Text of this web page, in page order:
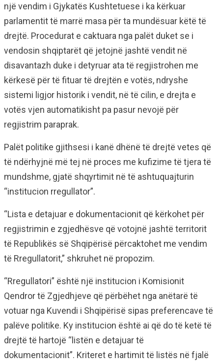
një vendim i Gjykatës Kushtetuese i ka kërkuar
parlamentit të marrë masa për ta mundësuar këtë të
drejtë. Procedurat e caktuara nga palët duket se i
vendosin shqiptarët që jetojnë jashtë vendit në
disavantazh duke i detyruar ata të regjistrohen me
kërkesë për të fituar të drejtën e votës, ndryshe
sistemi ligjor historik i vendit, në të cilin, e drejta e
votës vjen automatikisht pa pasur nevojë për
regjistrim paraprak.
Palët politike gjithsesi i kanë dhënë të drejtë vetes që
të ndërhyjnë më tej në proces me kufizime të tjera të
mundshme, gjatë shqyrtimit në të ashtuquajturin
“institucion rregullator”.
“Lista e detajuar e dokumentacionit që kërkohet për
regjistrimin e zgjedhësve që votojnë jashtë territorit
të Republikës së Shqipërisë përcaktohet me vendim
të Rregullatorit,” shkruhet në propozim.
“Rregullatori” është një institucion i Komisionit
Qendror të Zgjedhjeve që përbëhet nga anëtarë të
votuar nga Kuvendi i Shqipërisë sipas preferencave të
palëve politike. Ky institucion është ai që do të ketë të
drejtë të hartojë “listën e detajuar të
dokumentacionit”. Kriteret e hartimit të listës në fjalë